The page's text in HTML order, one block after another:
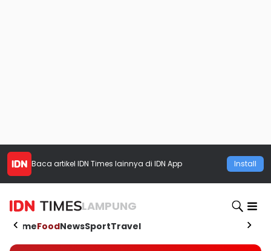
Baca artikel IDN Times lainnya di IDN App Install
LAMPUNG
HomeFoodNewsSportTravel